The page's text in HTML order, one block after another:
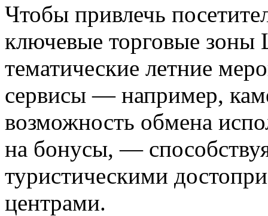
Чтобы привлечь
ключевые торговые зоны
тематические летние
сервисы — например,
возможность обмена
на бонусы, —
туристическими
центрами.